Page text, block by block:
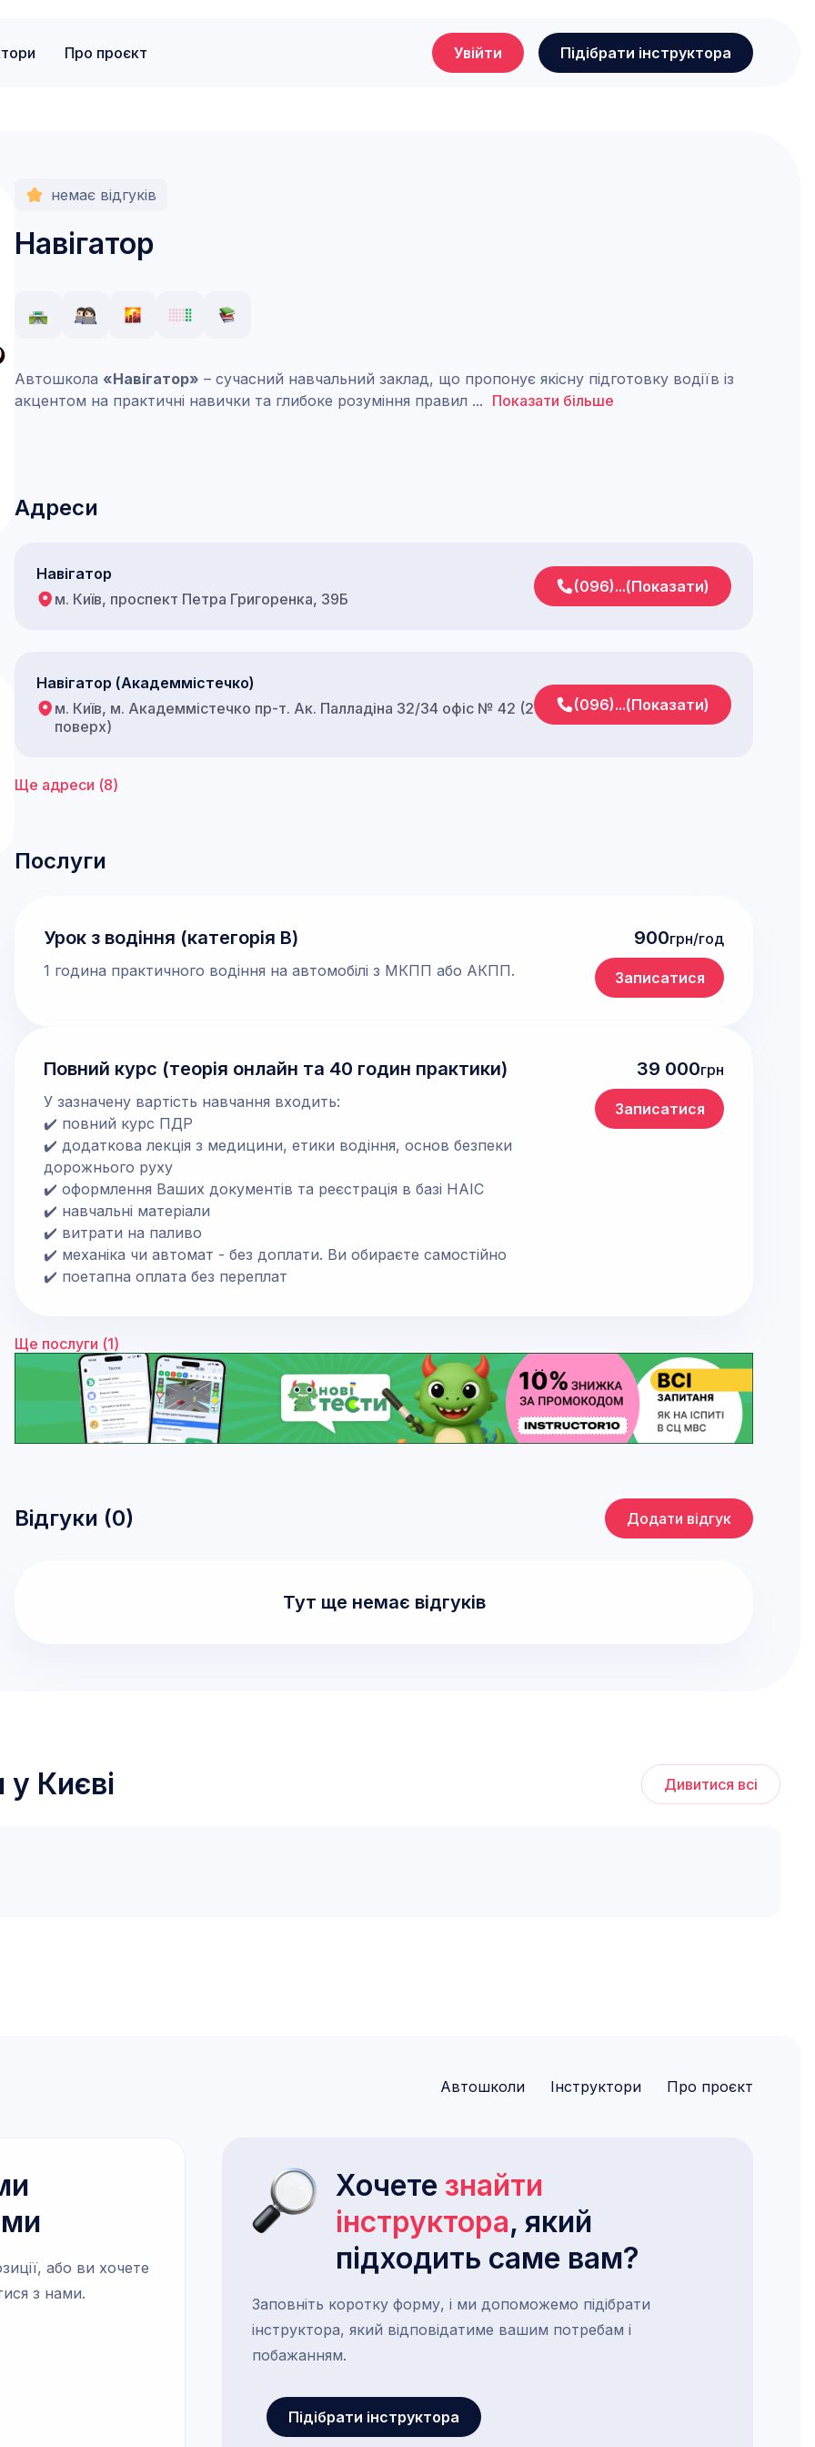
Про проєкт Увійти Підібрати інструктора
немає відгуків
Навігатор
Автошкола «Навігатор» – сучасний навчальний заклад, що пропонує якісну підготовку водіїв із
акцентом на практичні навички та глибоке розуміння правил ... Показати більше
Адреси
Навігатор
м. Київ, проспект Петра Григоренка, 39Б
(096)...(Показати)
Навігатор (Академмістечко)
м. Київ, м. Академмістечко пр-т. Ак. Палладіна 32/34 офіс № 42 (2
поверх)
(096)...(Показати)
Ще адреси (8)
Послуги
Урок з водіння (категорія В)
1 година практичного водіння на автомобілі з МКПП або АКПП.
900грн/год
Записатися
Повний курс (теорія онлайн та 40 годин практики)
У зазначену вартість навчання входить:
✔️ повний курс ПДР
✔️ додаткова лекція з медицини, етики водіння, основ безпеки
дорожнього руху
✔️ оформлення Ваших документів та реєстрація в базі НАІС
✔️ навчальні матеріали
✔️ витрати на паливо
✔️ механіка чи автомат - без доплати. Ви обираєте самостійно
✔️ поетапна оплата без переплат
39 000грн
Записатися
Ще послуги (1)
Відгуки (0) Додати відгук
Тут ще немає відгуків
у Києві Дивитися всі
Автошколи Інструктори Про проєкт
або ви хочете
з нами.
Хочете знайти
інструктора, який
підходить саме вам?
Заповніть коротку форму, і ми допоможемо підібрати
інструктора, який відповідатиме вашим потребам і
побажанням.
Підібрати інструктора